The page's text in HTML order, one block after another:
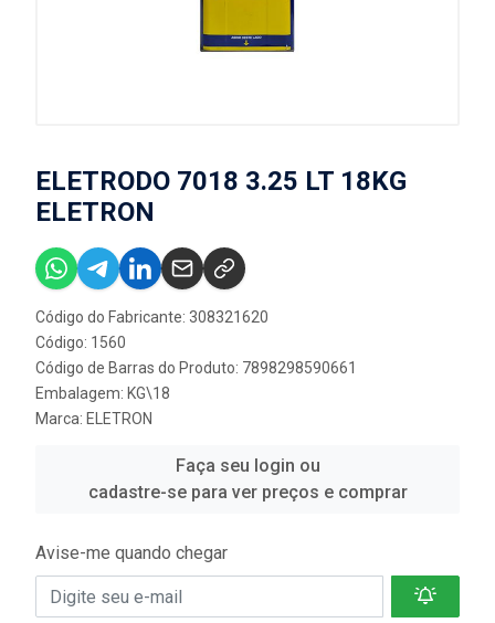
ELETRODO 7018 3.25 LT 18KG
ELETRON
Código do Fabricante: 308321620
Código: 1560
Código de Barras do Produto: 7898298590661
Embalagem: KG\18
Marca: ELETRON
Faça seu login ou
cadastre-se para ver preços e comprar
Avise-me quando chegar